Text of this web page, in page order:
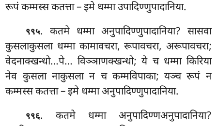
रूपं कम्मस्स कतत्ता – इमे धम्मा उपादिण्णुपादानिया.
९९५. कतमे धम्मा अनुपादिण्णुपादानिया? सासवा
कुसलाकुसला धम्मा कामावचरा, रूपावचरा, अरूपावचरा;
वेदनाक्खन्धो…पे… विञ्ञाणक्खन्धो; ये च धम्मा किरिया
नेव कुसला नाकुसला न च कम्मविपाका; यञ्च रूपं न
कम्मस्सकतत्ता – इमे धम्मा अनुपादिण्णुपादानिया.
९९६. कतमे धम्मा अनुपादिण्णअनुपादानिया?